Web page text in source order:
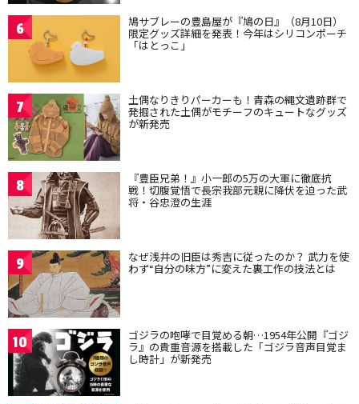
6 鳩サブレーの豊島屋が『鳩の日』（8月10日）
限定グッズ詳細を発表！今年はシリコンポーチ
「はとっこ」
7 土偶なりきりパーカーも！青森の縄文遺跡群で
発掘された土偶がモチーフのキュートなグッズ
が新発売
8 『豊臣兄弟！』小一郎の5万の大軍に徹底抗
戦！切腹覚悟で長宗我部元親に降伏を迫った武
将・谷忠澄の生涯
9 なぜ浅井の旧臣は秀吉に従ったのか？ 武力を使
わず“自分の味方”に変えた裏工作の技法とは
10 ゴジラの咆哮で目覚める朝…1954年公開『ゴジ
ラ』の貴重音源を搭載した「ゴジラ音声目覚ま
し時計」が新発売